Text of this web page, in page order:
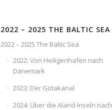
2022 – 2025 THE BALTIC SEA
2022 – 2025 The Baltic Sea
2022: Von Heiligenhafen nach
Dänemark
2023: Der Götakanal
2024: Über die Aland-Inseln nach